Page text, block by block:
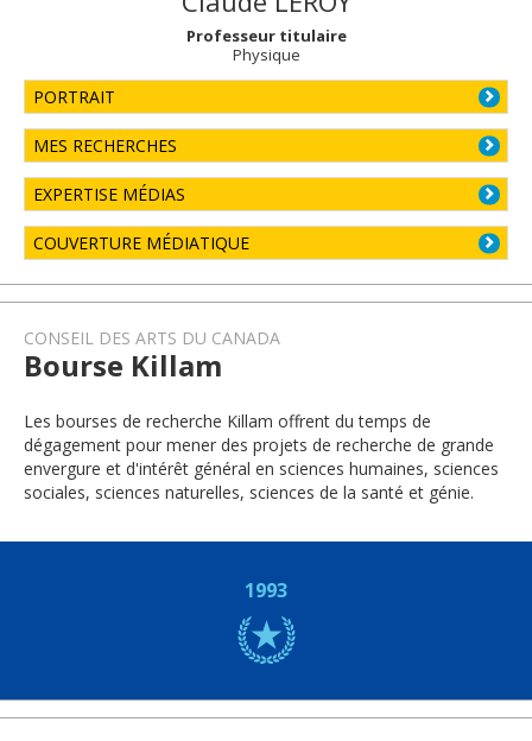
Professeur titulaire
Physique
PORTRAIT
MES RECHERCHES
EXPERTISE MÉDIAS
COUVERTURE MÉDIATIQUE
CONSEIL DES ARTS DU CANADA
Bourse Killam
Les bourses de recherche Killam offrent du temps de
dégagement pour mener des projets de recherche de grande
envergure et d'intérêt général en sciences humaines, sciences
sociales, sciences naturelles, sciences de la santé et génie.
1993